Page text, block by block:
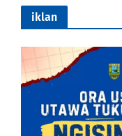
iklan